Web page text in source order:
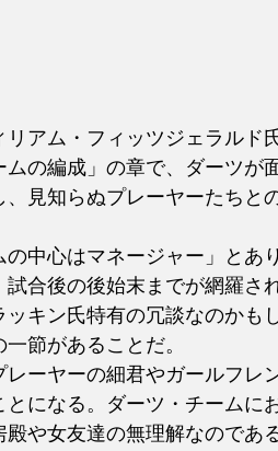
アム・フィッツジェラルド
の編成」の章で、ダーツが
見知らぬプレーヤーたちと
中心はマネージャー」とあ
合後の後始末までが網羅さ
キン氏特有の冗談なのかも
節があることだ。
レーヤーの細君やガールフレ
になる。ダーツ・チームに
や女友達の無理解なのである